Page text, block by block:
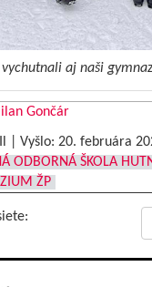
aj naši
Gončár
| Vyšlo: 20. februára
ODBORNÁ ŠKOLA
ŽP